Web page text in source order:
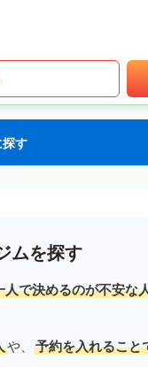
探す
ムを探す
人で決めるのが不安な
や、 予約を入れること